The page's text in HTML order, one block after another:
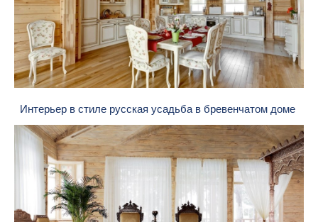
Интерьер в стиле русская усадьба в бревенчатом доме